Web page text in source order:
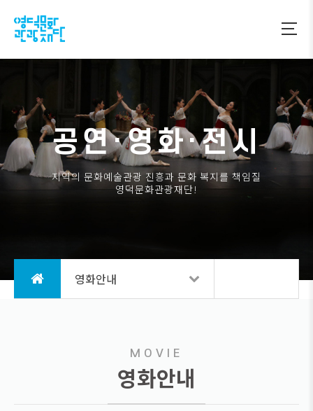
공연·영화·전시
지역의 문화예술관광 진흥과 문화 복지를 책임질
영덕문화관광재단!
영화안내
MOVIE
영화안내